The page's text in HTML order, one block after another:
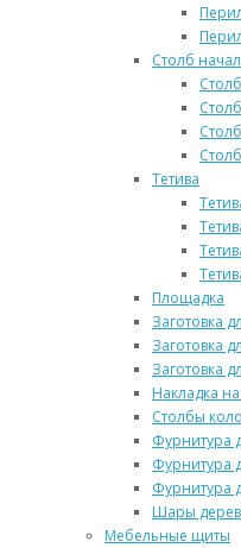
Столб
Тетива
Площадка
Заготовка
Заготовка
Заготовка
Накладка на
Столбы
Фурнитура
Фурнитура
Фурнитура
Шары
Мебельные щиты